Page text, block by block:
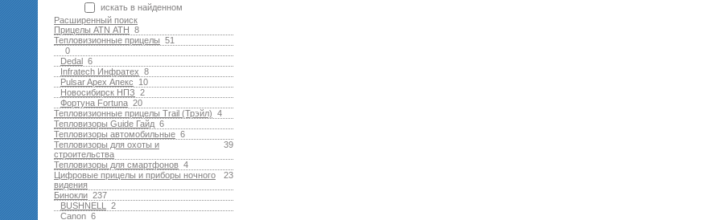
искать в найденном
Расширенный поиск
8
Прицелы ATN АТН
51
Тепловизионные прицелы
0
6
Dedal
8
Infratech Инфратех
10
Pulsar Apex Апекс
2
Новосибирск НПЗ
20
Фортуна Fortuna
4
Тепловизионные прицелы Trail (Трэйл)
6
Тепловизоры Guide Гайд
6
Тепловизоры автомобильные
39
Тепловизоры для охоты и
строительства
4
Тепловизоры для смартфонов
23
Цифровые прицелы и приборы ночного
видения
237
Бинокли
2
BUSHNELL
6
Canon